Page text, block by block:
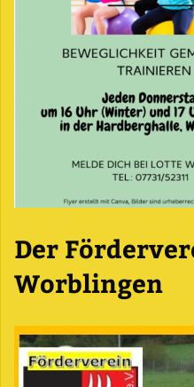
Der
Worblingen